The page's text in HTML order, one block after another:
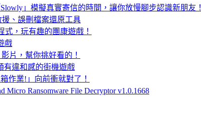
」模擬真實寄信的時間，讓你放慢腳步認識新朋友！
援、誤刪檔案還原工具
式，玩有趣的團康遊戲！
戲
片，幫你挑好看的！
有違和感的街機遊戲
作業!」向前衝就對了！
Ransomware File Decryptor v1.0.1668